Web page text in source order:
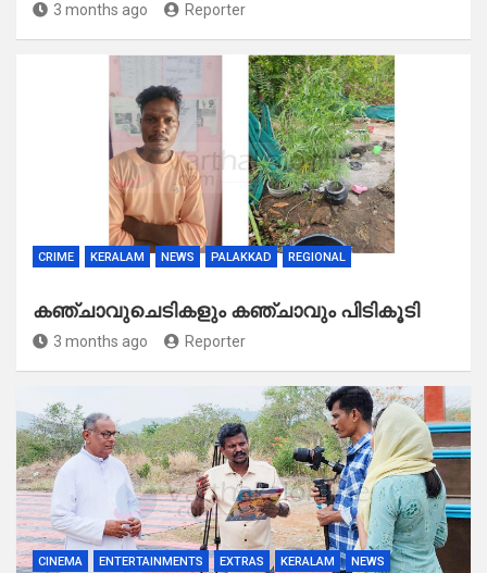
3 months ago Reporter
CRIME KERALAM NEWS PALAKKAD REGIONAL
കഞ്ചാവുചെടികളും കഞ്ചാവും പിടികൂടി
3 months ago Reporter
CINEMA ENTERTAINMENTS EXTRAS KERALAM
NEWS